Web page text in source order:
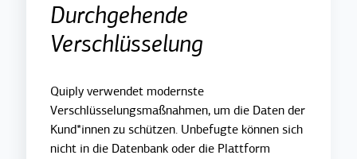
Durchgehende
Verschlüsselung
Quiply verwendet modernste
Verschlüsselungsmaßnahmen, um die Daten der
Kund*innen zu schützen. Unbefugte können sich
nicht in die Datenbank oder die Plattform